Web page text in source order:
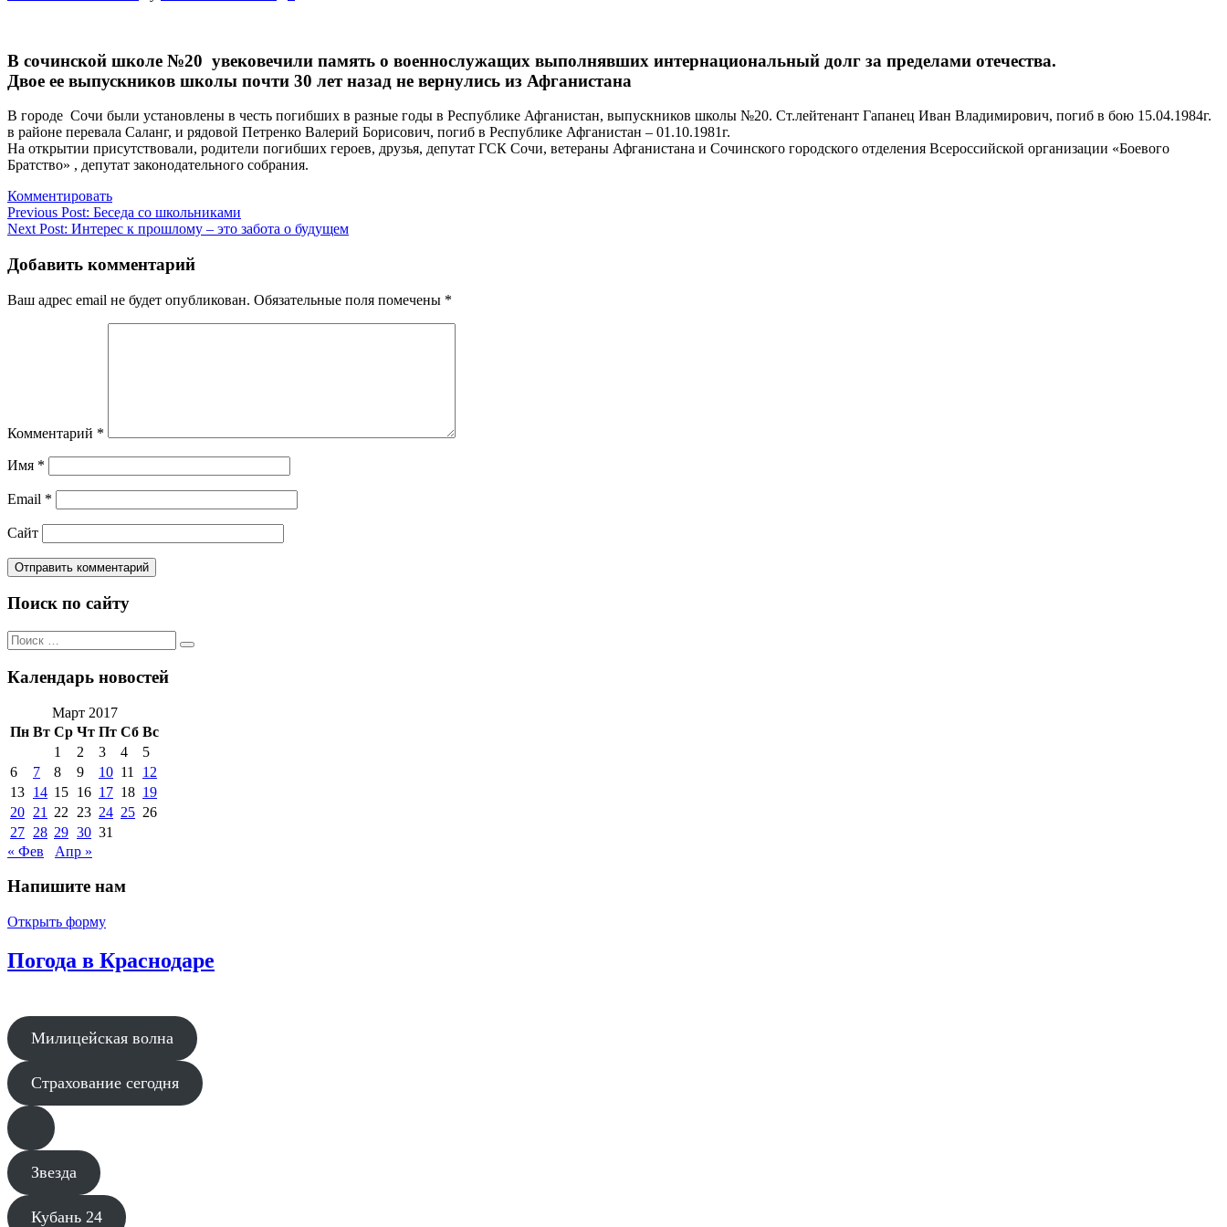
В сочинской школе №20 увековечили память о военнослужащих выполнявших интернациональный долг за пределами отечества.
Двое ее выпускников школы почти 30 лет назад не вернулись из Афганистана
В городе Сочи были установлены в честь погибших в разные годы в Республике Афганистан, выпускников школы №20. Ст.лейтенант Гапанец Иван Владимирович, погиб в бою 15.04.1984г.
в районе перевала Саланг, и рядовой Петренко Валерий Борисович, погиб в Республике Афганистан – 01.10.1981г.
На открытии присутствовали, родители погибших героев, друзья, депутат ГСК Сочи, ветераны Афганистана и Сочинского городского отделения Всероссийской организации «Боевого
Братство» , депутат законодательного собрания.
Комментировать
Навигация
по
записям
Previous Post: Беседа со школьниками
Next Post: Интерес к прошлому – это забота о будущем
Добавить комментарий
Ваш адрес email не будет опубликован. Обязательные поля помечены *
Комментарий *
Имя *
Email *
Сайт
Поиск по сайту
Поиск
по:
Поиск
Календарь новостей
Март 2017
Пн Вт Ср Чт Пт Сб Вс
1
2 3 4
5
6
7 8 9 10 11
12
13 14 15 16 17 18 19
20 21 22 23 24 25 26
27 28 29 30 31
« Фев
Апр »
Напишите нам
Открыть форму
Погода в Краснодаре
Милицейская волна
Страхование сегодня
Звезда
Кубань 24